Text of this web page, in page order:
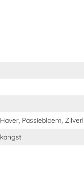
dagen van het
Passiebloem,